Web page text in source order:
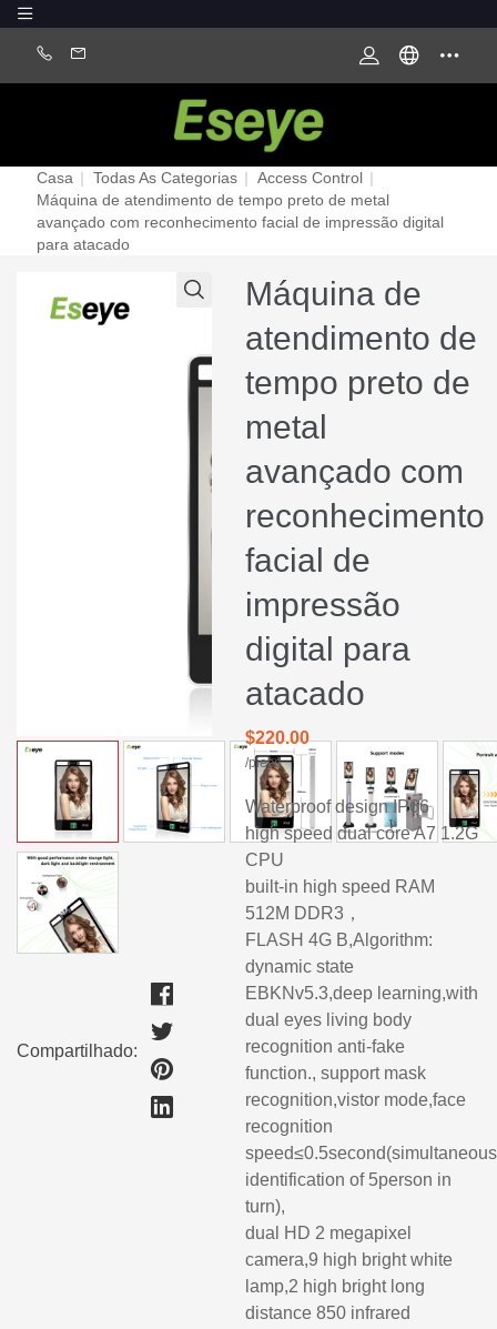
Casa | Todas As Categorias | Access Control |
Máquina de atendimento de tempo preto de metal
avançado com reconhecimento facial de impressão digital
para atacado
Compartilhado:
Máquina de
atendimento de
tempo preto de
metal
avançado com
reconhecimento
facial de
impressão
digital para
atacado
$220.00
/piece
Waterproof design IP66
high speed dual core A7 1.2G
CPU
built-in high speed RAM
512M DDR3，
FLASH 4G B,Algorithm:
dynamic state
EBKNv5.3,deep learning,with
dual eyes living body
recognition anti-fake
function., support mask
recognition,vistor mode,face
recognition
speed≤0.5second(simultaneous
identification of 5person in
turn),
dual HD 2 megapixel
camera,9 high bright white
lamp,2 high bright long
distance 850 infrared